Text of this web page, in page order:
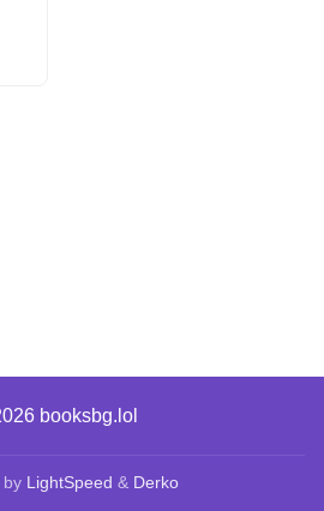
booksbg.lol
by LightSpeed & Derko